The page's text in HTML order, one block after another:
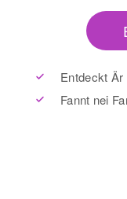
Entdeckt Är
Fannt nei